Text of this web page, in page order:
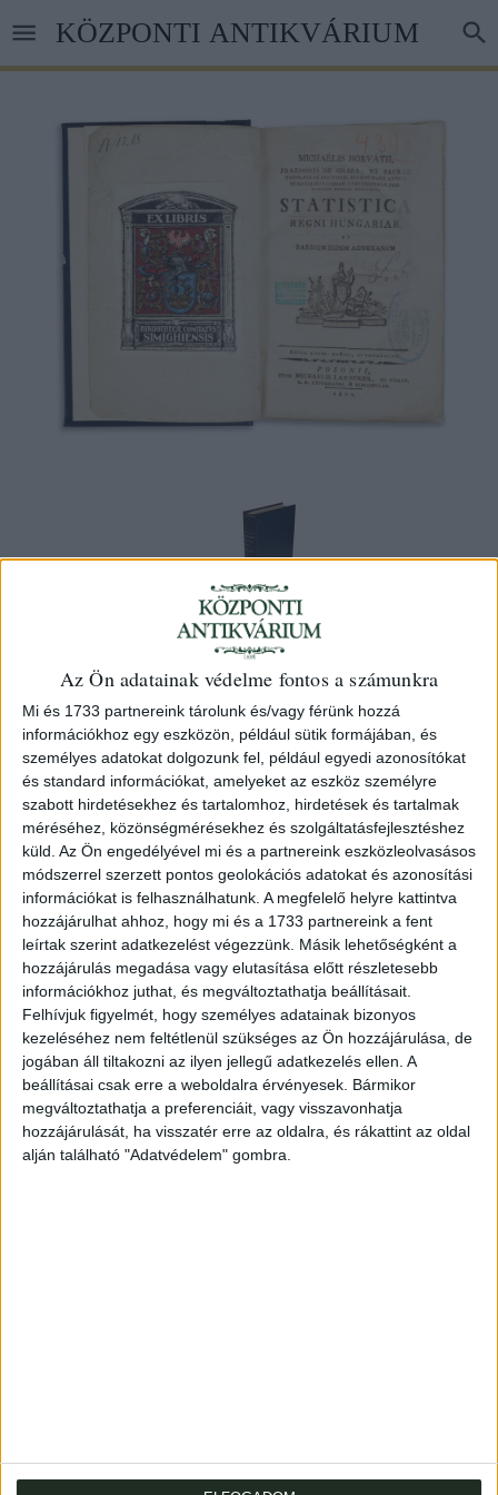
Az Ön adatainak védelme fontos a számunkra
Mi és 1733 partnereink tárolunk és/vagy férünk hozzá
információkhoz egy eszközön, például sütik formájában, és
személyes adatokat dolgozunk fel, például egyedi azonosítókat
és standard információkat, amelyeket az eszköz személyre
szabott hirdetésekhez és tartalomhoz, hirdetések és tartalmak
méréséhez, közönségmérésekhez és szolgáltatásfejlesztéshez
küld. Az Ön engedélyével mi és a partnereink eszközleolvasásos
módszerrel szerzett pontos geolokációs adatokat és azonosítási
információkat is felhasználhatunk. A megfelelő helyre kattintva
hozzájárulhat ahhoz, hogy mi és a 1733 partnereink a fent
leírtak szerint adatkezelést végezzünk. Másik lehetőségként a
hozzájárulás megadása vagy elutasítása előtt részletesebb
információkhoz juthat, és megváltoztathatja beállításait.
Felhívjuk figyelmét, hogy személyes adatainak bizonyos
kezeléséhez nem feltétlenül szükséges az Ön hozzájárulása, de
jogában áll tiltakozni az ilyen jellegű adatkezelés ellen. A
beállításai csak erre a weboldalra érvényesek. Bármikor
megváltoztathatja a preferenciáit, vagy visszavonhatja
hozzájárulását, ha visszatér erre az oldalra, és rákattint az oldal
alján található "Adatvédelem" gombra.
tartalomra
KÖZPONTI ANTIKVÁRIUM
Horváth [Mihály] Michaelis
Statistica regni Hungariae, partium
eidem adnexarum. Editio altera.
Posonii, 1802, Typis Michaelis Landerer de Füskut
45 000 Ft
Kategória: Társadalomtudomány,Történelem
Azonosító
105852
XXIV + 542 + [2] p. Először 1794-ben. A Magyar Királyság
és a hozzá csatolt részek statisztikája.
Modern műbőrkötésben, gerincén aranyozott címfelirat.
Fametszetes címlapja pótolt. Rajta korábbi gyűjteményi